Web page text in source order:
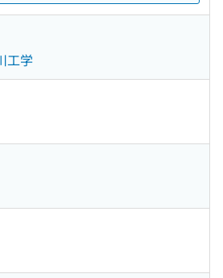
工学